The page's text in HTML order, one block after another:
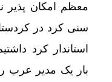
معظم امکان پذیر
سنی کرد در
استاندار کرد
بار یک مدیر عرب